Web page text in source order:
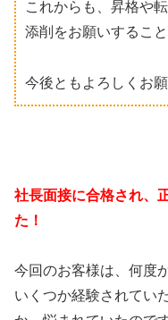
これからも、昇格や
添削をお願いするこ
今後ともよろしくお
社長面接に合格され、
た！
今回のお客様は、何度
いくつか経験されてい